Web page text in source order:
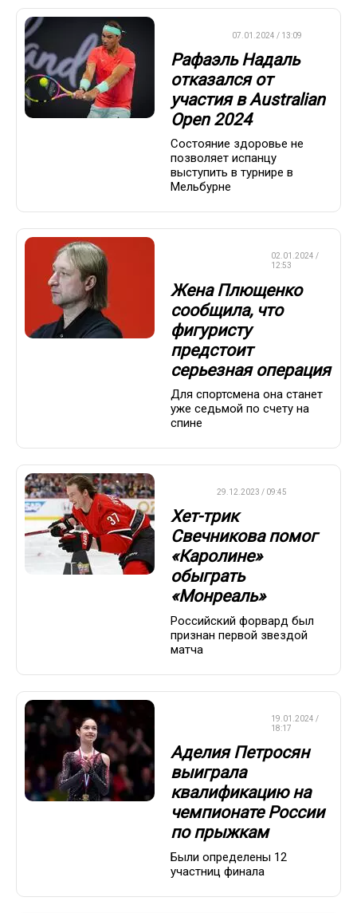
07.01.2024 / 13:09
Рафаэль Надаль
отказался от
участия в Australian
Open 2024
Состояние здоровье не
позволяет испанцу
выступить в турнире в
Мельбурне
02.01.2024 /
12:53
Жена Плющенко
сообщила, что
фигуристу
предстоит
серьезная операция
Для спортсмена она станет
уже седьмой по счету на
спине
29.12.2023 / 09:45
Хет-трик
Свечникова помог
«Каролине»
обыграть
«Монреаль»
Российский форвард был
признан первой звездой
матча
19.01.2024 /
18:17
Аделия Петросян
выиграла
квалификацию на
чемпионате России
по прыжкам
Были определены 12
участниц финала